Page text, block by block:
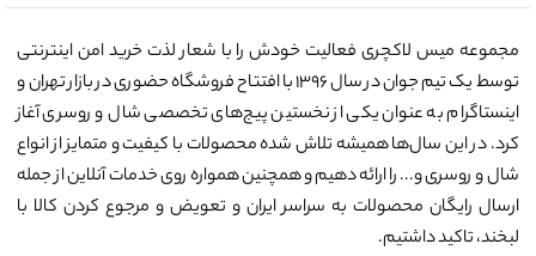
مجموعه میس لاکچری فعالیت خودش را با شعار لذت خرید امن اینترنتی
توسط یک تیم جوان در سال ۱۳۹۶ با افتتاح فروشگاه حضوری در بازار تهران و
اینستاگرام به عنوان یکی از نخستین پیج‌های تخصصی شال و روسری آغاز
کرد. در این سال‌ها همیشه تلاش شده محصولات با کیفیت و متمایز از انواع
شال و روسری و... را ارائه دهیم و همچنین همواره روی خدمات آنلاین از جمله
ارسال رایگان محصولات به سراسر ایران و تعویض و مرجوع کردن کالا با
لبخند، تاکید داشتیم.